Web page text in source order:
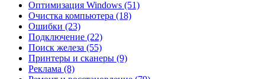
Оптимизация Windows (51)
Очистка компьютера (18)
Ошибки (23)
Подключение (22)
Поиск железа (55)
Принтеры и сканеры (9)
Реклама (8)